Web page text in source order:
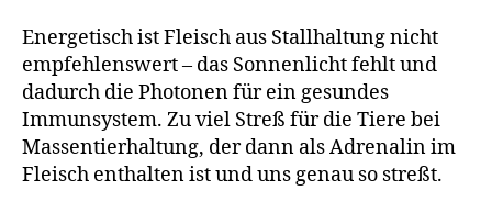
Energetisch ist Fleisch aus Stallhaltung nicht
empfehlenswert – das Sonnenlicht fehlt und
dadurch die Photonen für ein gesundes
Immunsystem. Zu viel Streß für die Tiere bei
Massentierhaltung, der dann als Adrenalin im
Fleisch enthalten ist und uns genau so streßt.